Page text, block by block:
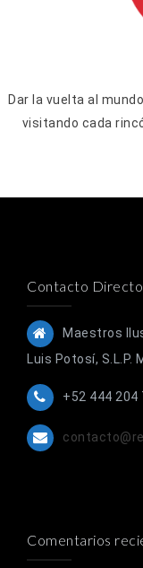
Dar la vuelta al
visitando cada
Contacto Directo
Maestros
Luis Potosí, S.L.P.
+52 444 204
Comentarios